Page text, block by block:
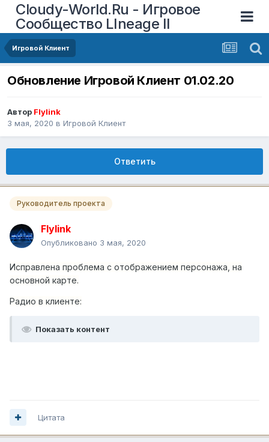
Cloudy-World.Ru - Игровое
Сообщество LIneage II
Игровой Клиент
Обновление Игровой Клиент 01.02.20
Автор Flylink
3 мая, 2020 в Игровой Клиент
Ответить
Руководитель проекта
Flylink
Опубликовано 3 мая, 2020
Исправлена проблема с отображением персонажа, на
основной карте.
Радио в клиенте:
Показать контент
Цитата